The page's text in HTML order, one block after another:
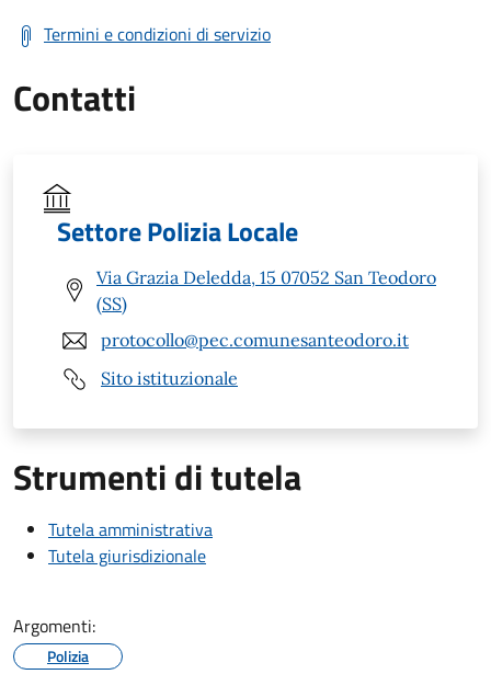
Termini e condizioni di servizio
Contatti
Settore Polizia Locale
Via Grazia Deledda, 15 07052 San Teodoro
(SS)
protocollo@pec.comunesanteodoro.it
Sito istituzionale
Strumenti di tutela
Tutela amministrativa
Tutela giurisdizionale
Argomenti:
Polizia